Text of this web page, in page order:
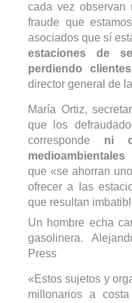
cada vez observan
fraude que
asociados que sí
estaciones de
perdiendo
director general de
María Ortiz,
que los
corresponde ni
medioambientales
que «se ahorran
ofrecer a las
que resultan
Un hombre echa
gasolinera.
Press
«Estos sujetos y
millonarios a